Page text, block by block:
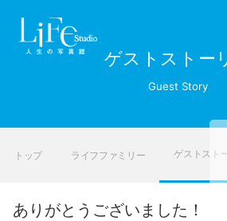
ゲストストー
Guest Story
トップ ライフファミリー ゲストスト
ありがとうございました！